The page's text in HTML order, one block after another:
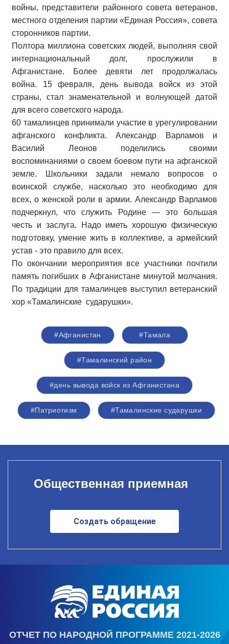
войны, представители районного совета ветеранов,
местного отделения партии «Единая Россия», совета
сторонников партии.
Полтора миллиона советских людей, выполняя свой
интернациональный долг, прослужили в
Афганистане. Более девяти лет продолжалась
война. 15 февраля, день вывода войск из этой
страны, стал знаменательной и волнующей датой
для всего советского народа.
60 тамалинцев принимали участие в урегулировании
афганского конфликта. Александр Варламов и
Василий Леонов поделились своими
воспоминаниями о своем боевом пути на афганской
земле. Школьники задали немало вопросов о
воинской службе, насколько это необходимо для
всех, о женской роли в армии. Александр Варламов
подчеркнул, что служить Родине — это большая
честь и заслуга. Надо иметь хорошую физическую
подготовку, умение жить в коллективе, а армейский
устав - это правило для всех.
По окончании мероприятия все участники почтили
память погибших в Афганистане минутой молчания.
По традиции для тамалинцев выступил ветеранский
хор «Тамалинские сударушки».
#Афганистан #Тамала
#Тамалинский район
#день вывода войск из Афганистана
#Патриотизм #Тамалинские сударушки
Общественная приемная
Создать обращение
ОТЧЕТ ПО НАРОДНОЙ ПРОГРАММЕ 2021-2026